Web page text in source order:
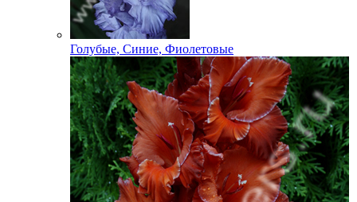
Голубые, Синие, Фиолетовые